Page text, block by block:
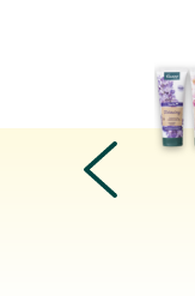
PREVIOUS